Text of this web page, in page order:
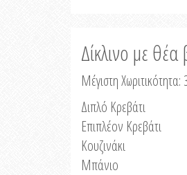
Δίκλινο με
Μέγιστη
Διπλό Κρεβάτι
Επιπλέον Κρεβάτι
Κουζινάκι
Μπάνιο